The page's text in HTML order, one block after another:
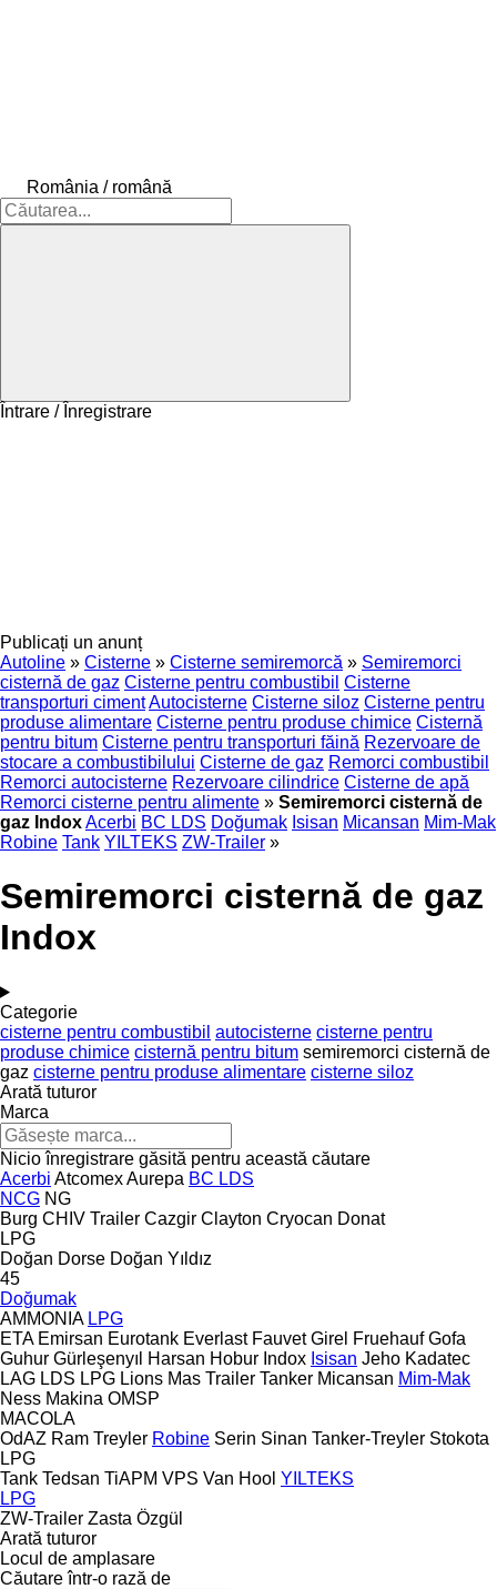
România / română
Întrare / Înregistrare
Publicați un anunț
Autoline » Cisterne » Cisterne semiremorcă » Semiremorci
cisternă de gaz Cisterne pentru combustibil Cisterne
transporturi cimentAutocisterne Cisterne siloz Cisterne pentru
produse alimentare Cisterne pentru produse chimice Cisternă
pentru bitum Cisterne pentru transporturi făină Rezervoare de
stocare a combustibilului Cisterne de gaz Remorci combustibil
Remorci autocisterne Rezervoare cilindrice Cisterne de apă
Remorci cisterne pentru alimente » Semiremorci cisternă de
gaz IndoxAcerbi BC LDS Doğumak Isisan Micansan Mim-Mak
Robine Tank YILTEKS ZW-Trailer »
Semiremorci cisternă de gaz
Indox
Categorie
cisterne pentru combustibil autocisterne cisterne pentru
produse chimice cisternă pentru bitum semiremorci cisternă de
gaz cisterne pentru produse alimentare cisterne siloz
Arată tuturor
Marca
Nicio înregistrare găsită pentru această căutare
Acerbi AtcomexAurepa BC LDS
NCG NG
Burg CHIV Trailer Cazgir Clayton Cryocan Donat
LPG
Doğan Dorse Doğan Yıldız
45
Doğumak
AMMONIA LPG
ETA Emirsan Eurotank Everlast Fauvet Girel Fruehauf Gofa
Guhur Gürleşenyıl Harsan Hobur Indox Isisan Jeho Kadatec
LAG LDS LPG Lions Mas Trailer Tanker Micansan Mim-Mak
Ness Makina OMSP
MACOLA
OdAZ Ram Treyler Robine Serin Sinan Tanker-Treyler Stokota
LPG
Tank Tedsan TiAPM VPS Van Hool YILTEKS
LPG
ZW-Trailer Zasta Özgül
Arată tuturor
Locul de amplasare
Căutare într-o rază de